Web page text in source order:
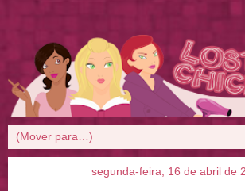
segunda-feira, 16 de abril de